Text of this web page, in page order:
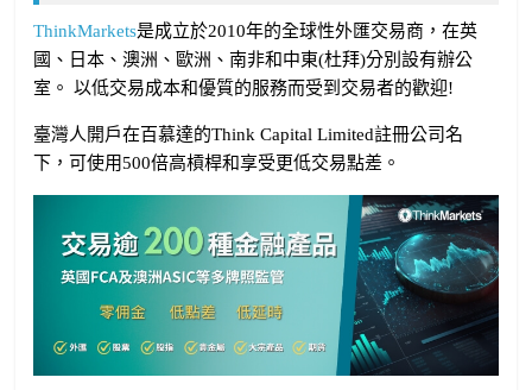
ThinkMarkets是成立於2010年的全球性外匯交易商，在英
國、日本、澳洲、歐洲、南非和中東(杜拜)分別設有辦公
室。 以低交易成本和優質的服務而受到交易者的歡迎!
臺灣人開戶在百慕達的Think Capital Limited註冊公司名
下，可使用500倍高槓桿和享受更低交易點差。